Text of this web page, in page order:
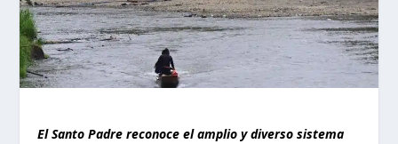
El Santo Padre reconoce el amplio y diverso sistema